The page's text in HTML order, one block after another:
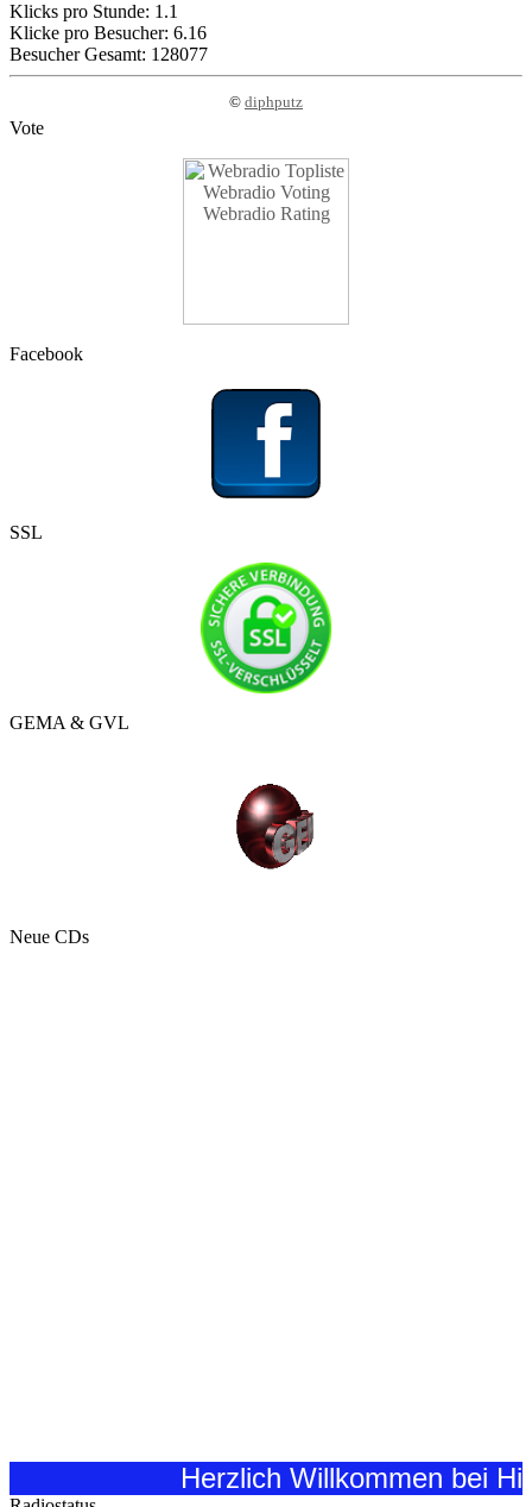
Klicks pro Stunde: 1.1
Klicke pro Besucher: 6.16
Besucher Gesamt: 128077
© diphputz
Vote
Facebook
SSL
GEMA & GVL
Neue CDs
Herzlich Willkommen bei